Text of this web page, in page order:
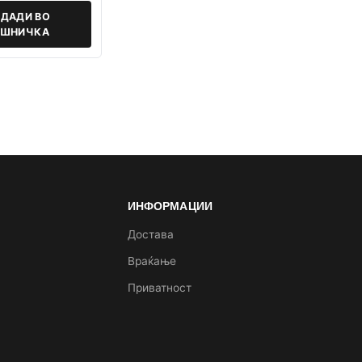
ВО
ИНФОРМАЦИИ
Достава
Враќање
Приватност